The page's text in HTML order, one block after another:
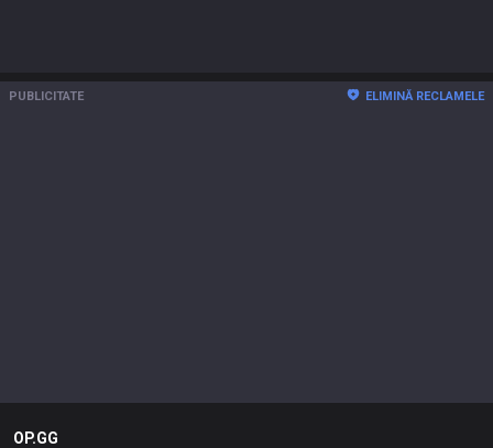
PUBLICITATE ELIMINĂ RECLAMELE
OP.GG